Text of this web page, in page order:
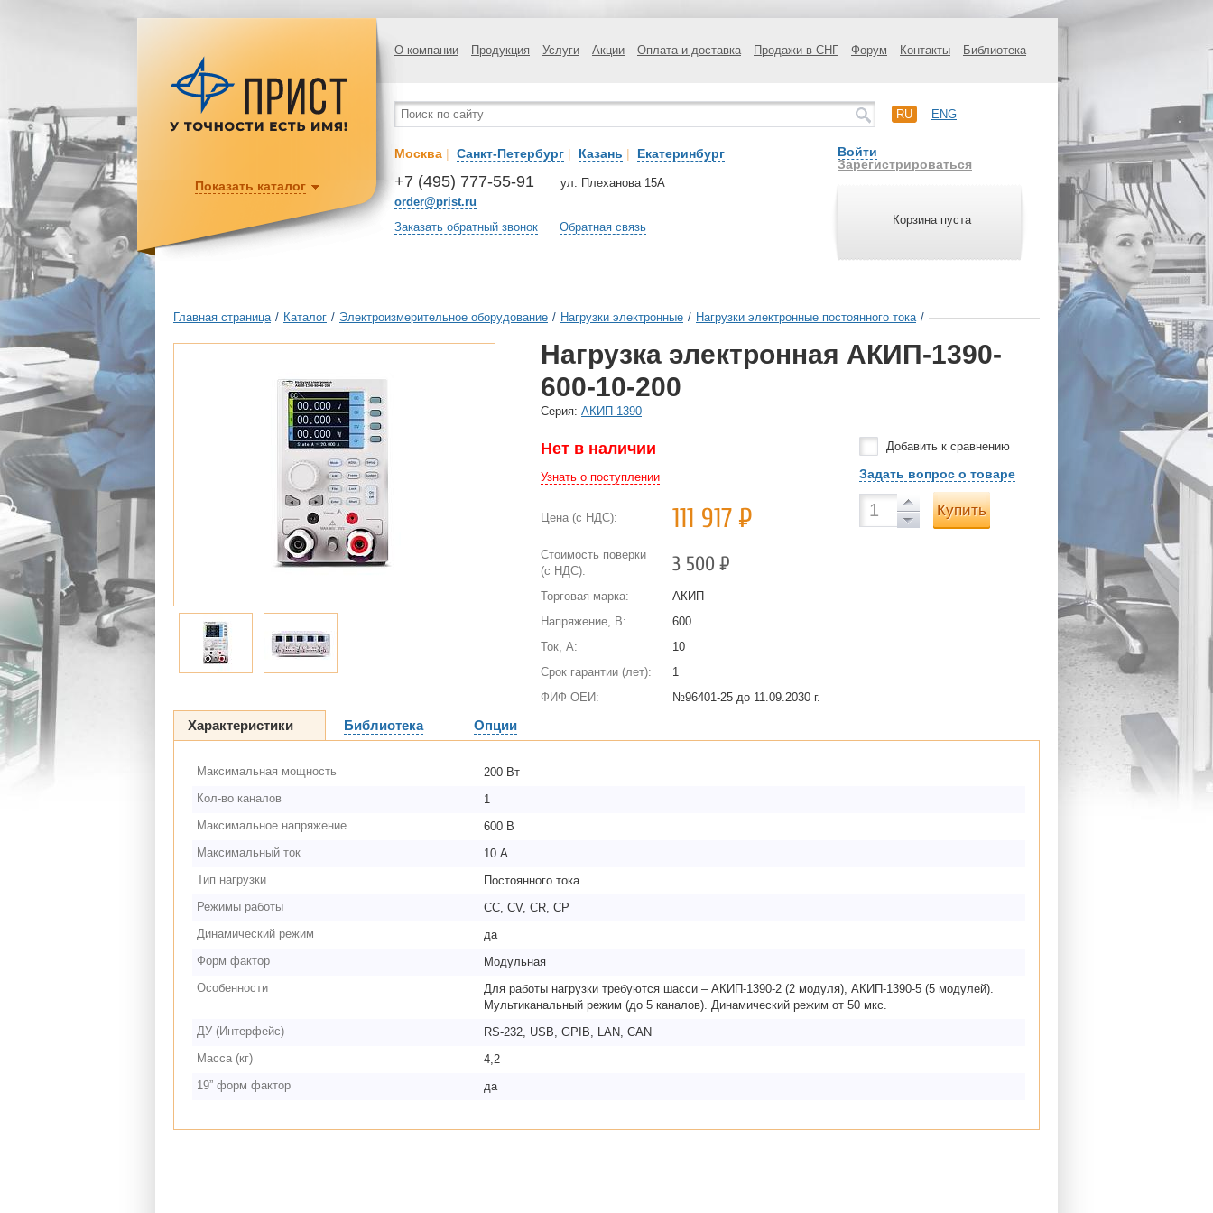
О компании Продукция Услуги Акции Оплата и доставка Продажи в СНГ Форум Контакты Библиотека
RU ENG
Москва | Санкт-Петербург | Казань | Екатеринбург
+7 (495) 777-55-91
order@prist.ru
ул. Плеханова 15А
Заказать обратный звонок Обратная связь
Войти
Зарегистрироваться
Корзина пуста
Показать каталог
Главная страница / Каталог / Электроизмерительное оборудование / Нагрузки электронные / Нагрузки электронные постоянного тока /
Нагрузка электронная АКИП-1390-
600-10-200
Cерия: АКИП-1390
Нет в наличии
Узнать о поступлении
Цена (с НДС): 111 917 Р
Стоимость поверки
(с НДС):
3 500Р
Торговая марка:
АКИП
Напряжение, В:
600
Ток, А:
10
Срок гарантии (лет):
1
ФИФ ОЕИ:
№96401-25 до 11.09.2030 г.
Добавить к сравнению
Задать вопрос о товаре
Купить
Характеристики Библиотека Опции
Максимальная мощность
200 Вт
Кол-во каналов
1
Максимальное напряжение
600 В
Максимальный ток
10 А
Тип нагрузки
Постоянного тока
Режимы работы
CC, CV, CR, CP
Динамический режим
да
Форм фактор
Модульная
Особенности
Для работы нагрузки требуются шасси – АКИП-1390-2 (2 модуля), АКИП-1390-5 (5 модулей).
Мультиканальный режим (до 5 каналов). Динамический режим от 50 мкс.
ДУ (Интерфейс)
RS-232, USB, GPIB, LAN, CAN
Масса (кг)
4,2
19” форм фактор
да